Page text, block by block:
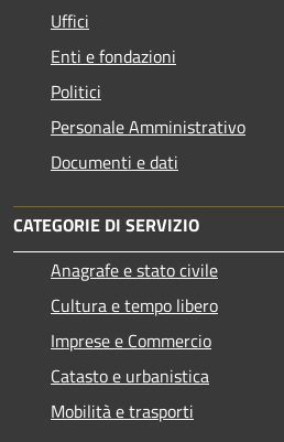
Uffici
Enti e fondazioni
Politici
Personale Amministrativo
Documenti e dati
CATEGORIE DI SERVIZIO
Anagrafe e stato civile
Cultura e tempo libero
Imprese e Commercio
Catasto e urbanistica
Mobilità e trasporti